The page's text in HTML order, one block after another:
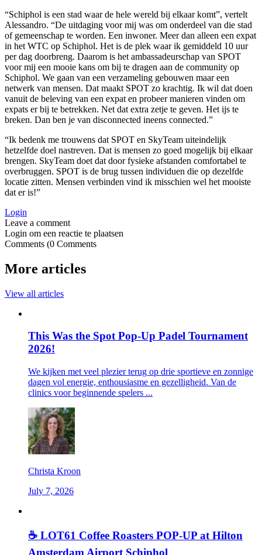
“Schiphol is een stad waar de hele wereld bij elkaar komt”, vertelt
Alessandro. “De uitdaging voor mij was om onderdeel van die stad
of gemeenschap te worden. Een inwoner. Meer dan alleen een expat
in het WTC op Schiphol. Het is de plek waar ik gemiddeld 10 uur
per dag doorbreng. Daarom is het ambassadeurschap van SPOT
voor mij een mooie kans om bij te dragen aan de community op
Schiphol. We gaan van een verzameling gebouwen maar een
netwerk van mensen. Dat maakt SPOT zo krachtig. Ik wil dat doen
vanuit de beleving van een expat en probeer manieren vinden om
expats er bij te betrekken. Net dat extra zetje te geven. Het ijs te
breken. Dan ben je van disconnected ineens connected.”
“Ik bedenk me trouwens dat SPOT en SkyTeam uiteindelijk
hetzelfde doel nastreven. Dat is mensen zo goed mogelijk bij elkaar
brengen. SkyTeam doet dat door fysieke afstanden comfortabel te
overbruggen. SPOT is de brug tussen individuen die op dezelfde
locatie zitten. Mensen verbinden vind ik misschien wel het mooiste
dat er is!”
Login
Login om een reactie te plaatsen
0 Comments
More articles
View all articles
This Was the Spot Pop-Up Padel Tournament
2026!
We kijken met veel plezier terug op drie sportieve en zonnige
dagen vol energie, enthousiasme en gezelligheid. Van de
clinics voor beginnende spelers ...
Christa Kroon
July 7, 2026
☕ LOT61 Coffee Roasters POP-UP at Hilton
Amsterdam Airport Schiphol